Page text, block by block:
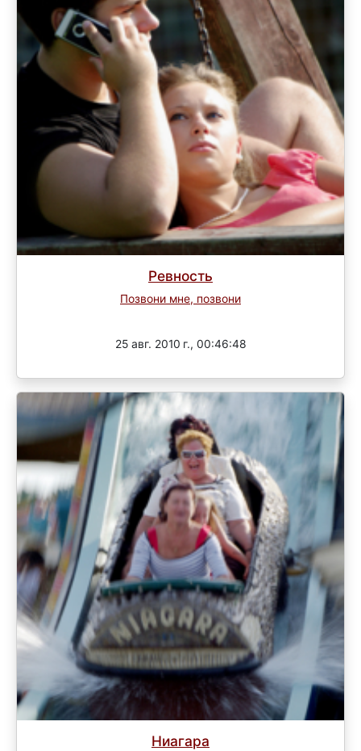
Ревность
Позвони мне, позвони
25 авг. 2010 г., 00:46:48
Ниагара